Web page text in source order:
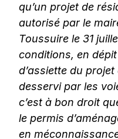
qu’un projet de
autorisé par le
Toussuire le 31
conditions, en
d’assiette du
desservi par les
c’est à bon droit
le permis
en